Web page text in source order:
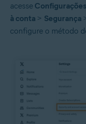
acesse
à conta > Segurança
configure o método